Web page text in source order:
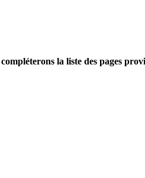
la liste des pages